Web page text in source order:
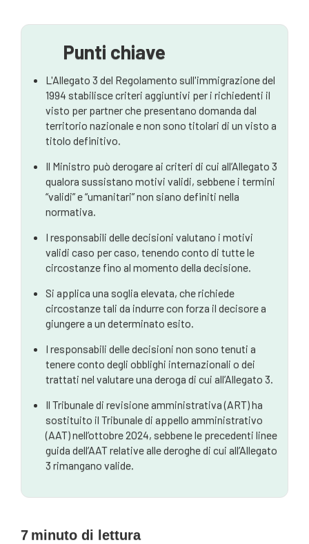
compassionevoli
shore
Lavorare con un avvocato specializzato in
migrazione australiana
Punti chiave
L'Allegato 3 del Regolamento sull'immigrazione del
1994 stabilisce criteri aggiuntivi per i richiedenti il
visto per partner che presentano domanda dal
territorio nazionale e non sono titolari di un visto a
titolo definitivo.
Il Ministro può derogare ai criteri di cui all’Allegato 3
qualora sussistano motivi validi, sebbene i termini
“validi” e “umanitari” non siano definiti nella
normativa.
I responsabili delle decisioni valutano i motivi
validi caso per caso, tenendo conto di tutte le
circostanze fino al momento della decisione.
Si applica una soglia elevata, che richiede
circostanze tali da indurre con forza il decisore a
giungere a un determinato esito.
I responsabili delle decisioni non sono tenuti a
tenere conto degli obblighi internazionali o dei
trattati nel valutare una deroga di cui all’Allegato 3.
Il Tribunale di revisione amministrativa (ART) ha
sostituito il Tribunale di appello amministrativo
(AAT) nell’ottobre 2024, sebbene le precedenti linee
guida dell’AAT relative alle deroghe di cui all’Allegato
3 rimangano valide.
7 minuto di lettura